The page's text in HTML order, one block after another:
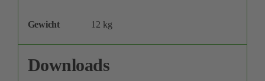
Gewicht 12 kg
Downloads